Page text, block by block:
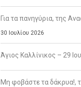
Για τα πανηγύρια, της
30 Ιουλίου 2026
Άγιος Καλλίνικος – 29
Μη φοβάστε τα δάκρυα!,